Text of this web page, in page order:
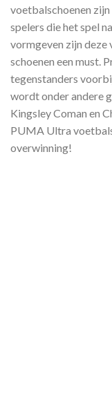
voetbalschoenen
spelers die het spel
vormgeven zijn deze
schoenen een must.
tegenstanders
wordt onder andere
Kingsley Coman en
PUMA Ultra
overwinning!